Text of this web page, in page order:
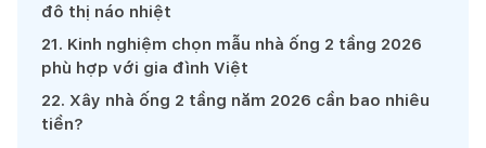
đô thị náo nhiệt
21. Kinh nghiệm chọn mẫu nhà ống 2 tầng 2026
phù hợp với gia đình Việt
22. Xây nhà ống 2 tầng năm 2026 cần bao nhiêu
tiền?